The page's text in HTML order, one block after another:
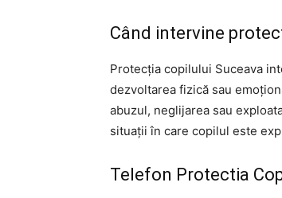
Când intervine
Protecția copilului Suceava
dezvoltarea fizică sau
abuzul, neglijarea sau
situații în care copilul este
Telefon Protectia